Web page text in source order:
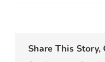
FAQShare This Story,